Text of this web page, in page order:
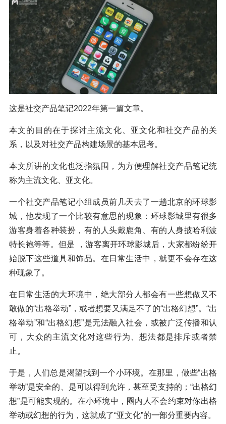
这是社交产品笔记2022年第一篇文章。
本文的目的在于探讨主流文化、亚文化和社交产品的关
系，以及对社交产品构建场景的基本思考。
本文所讲的文化也泛指氛围，为方便理解社交产品笔记统
称为主流文化、亚文化。
一个社交产品笔记小组成员前几天去了一趟北京的环球影
城，他发现了一个比较有意思的现象：环球影城里有很多
游客身着各种装扮，有的人头戴鹿角、有的人身披哈利波
特长袍等等。但是 ，游客离开环球影城后，大家都纷纷开
始脱下这些道具和饰品。在日常生活中，就更不会存在这
种现象了。
在日常生活的大环境中，绝大部分人都会有一些想做又不
敢做的“出格举动”，或者想要又满足不了的“出格幻想”。“出
格举动”和“出格幻想”是无法融入社会，或被广泛传播和认
可，大众的主流文化对这些行为、想法都是排斥或者禁
止。
于是，人们总是渴望找到一个小环境。在那里，做些“出格
举动”是安全的、是可以得到允许，甚至受支持的；“出格幻
想”是可能实现的。在小环境中，圈内人不会约束对你出格
举动或幻想的行为，这就成了“亚文化”的一部分重要内容。